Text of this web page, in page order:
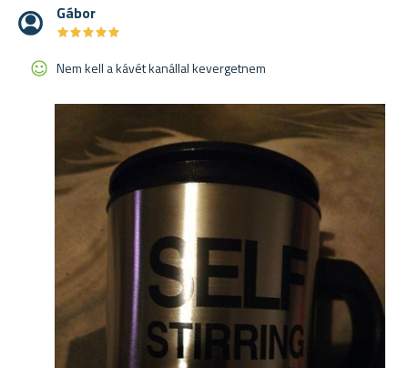
Gábor
★★★★★
★★★★★
Nem kell a kávét kanállal kevergetnem